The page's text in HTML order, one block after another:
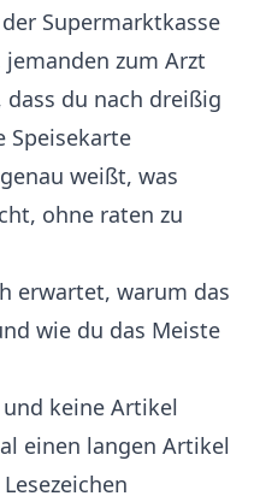
Supermarktkasse
zum Arzt
dass du nach dreißig
Speisekarte
weißt, was
ohne raten zu
erwartet, warum das
wie du das Meiste
keine Artikel
einen langen Artikel